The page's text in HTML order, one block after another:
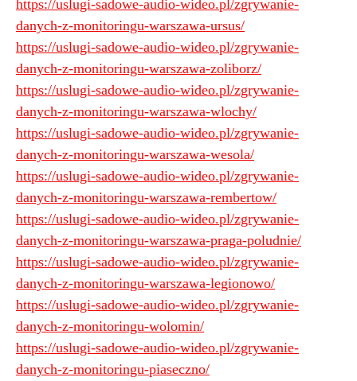
https://uslugi-sadowe-audio-wideo.pl/zgrywanie-
danych-z-monitoringu-warszawa-ursus/
https://uslugi-sadowe-audio-wideo.pl/zgrywanie-
danych-z-monitoringu-warszawa-zoliborz/
https://uslugi-sadowe-audio-wideo.pl/zgrywanie-
danych-z-monitoringu-warszawa-wlochy/
https://uslugi-sadowe-audio-wideo.pl/zgrywanie-
danych-z-monitoringu-warszawa-wesola/
https://uslugi-sadowe-audio-wideo.pl/zgrywanie-
danych-z-monitoringu-warszawa-rembertow/
https://uslugi-sadowe-audio-wideo.pl/zgrywanie-
danych-z-monitoringu-warszawa-praga-poludnie/
https://uslugi-sadowe-audio-wideo.pl/zgrywanie-
danych-z-monitoringu-warszawa-legionowo/
https://uslugi-sadowe-audio-wideo.pl/zgrywanie-
danych-z-monitoringu-wolomin/
https://uslugi-sadowe-audio-wideo.pl/zgrywanie-
danych-z-monitoringu-piaseczno/